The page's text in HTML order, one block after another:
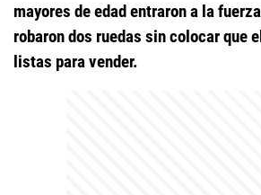
mayores de edad entraron a la
robaron dos ruedas sin colocar que
listas para vender.